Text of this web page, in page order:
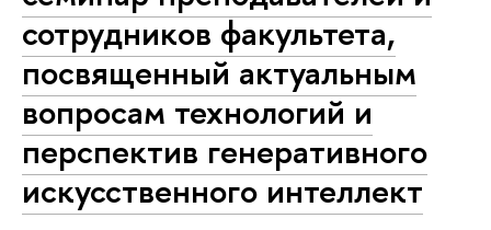
сотрудников факультета,
посвященный актуальным
вопросам технологий и
перспектив генеративного
искусственного интеллект